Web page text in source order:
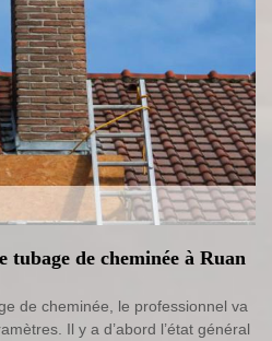
tubage de cheminée à Ruan
de cheminée, le professionnel va
Il y a d’abord l’état général